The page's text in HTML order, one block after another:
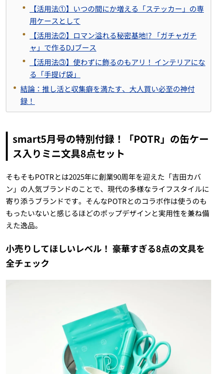
【活用法①】いつの間にか増える「ステッカー」の専
用ケースとして
【活用法②】ロマン溢れる秘密基地!? 「ガチャガチ
ャ」で作るDJブース
【活用法③】使わずに飾るのもアリ！ インテリアにな
る「手提げ袋」
結論：推し活と収集癖を満たす、大人買い必至の神付
録！
smart5月号の特別付録！「POTR」の缶ケー
ス入りミニ文具8点セット
そもそもPOTRとは2025年に創業90周年を迎えた「吉田カバ
ン」の人気ブランドのことで、現代の多様なライフスタイルに
寄り添うブランドです。そんなPOTRとのコラボ作は使うのも
もったいないと感じるほどのポップデザインと実用性を兼ね備
えた逸品。
小売りしてほしいレベル！ 豪華すぎる8点の文具を
全チェック